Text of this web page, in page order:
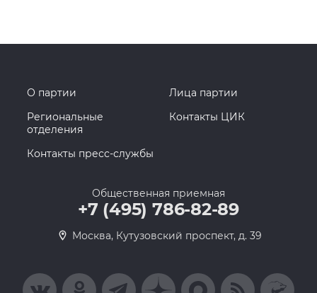
О партии
Лица партии
Региональные
отделения
Контакты ЦИК
Контакты пресс-службы
Общественная приемная
+7 (495) 786-82-89
Москва, Кутузовский проспект, д. 39